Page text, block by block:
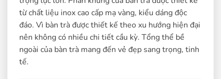
từ chất liệu inox cao cấp mạ vàng, kiểu dáng độc
đáo. Vì bàn trà được thiết kế theo xu hướng hiện đại
nên không có nhiều chi tiết cầu kỳ. Tổng thể bề
ngoài của bàn trà mang đến vẻ đẹp sang trọng, tinh
tế.